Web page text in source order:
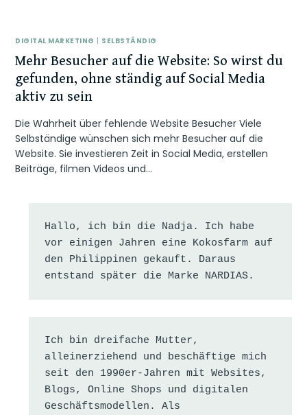
DIGITAL MARKETING SELBSTÄNDIG
Mehr Besucher auf die Website: So wirst du
gefunden, ohne ständig auf Social Media
aktiv zu sein
Die Wahrheit über fehlende Website Besucher Viele
Selbständige wünschen sich mehr Besucher auf die
Website. Sie investieren Zeit in Social Media, erstellen
Beiträge, filmen Videos und…
Hallo, ich bin die Nadja. Ich habe
vor einigen Jahren eine Kokosfarm auf
den Philippinen gekauft. Daraus
entstand später die Marke NARDIAS.
Ich bin dreifache Mutter,
alleinerziehend und beschäftige mich
seit den 1990er-Jahren mit Websites,
Blogs, Online Shops und digitalen
Geschäftsmodellen. Als